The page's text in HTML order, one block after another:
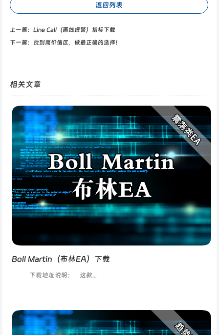
返回列表
上一篇： Line Call（画线报警）指标下载
下一篇： 找到高价值区，做最正确的选择！
相关文章
Boll Martin（布林EA）下载
下载地址说明： 这款...